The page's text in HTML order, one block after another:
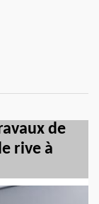
de
rive à